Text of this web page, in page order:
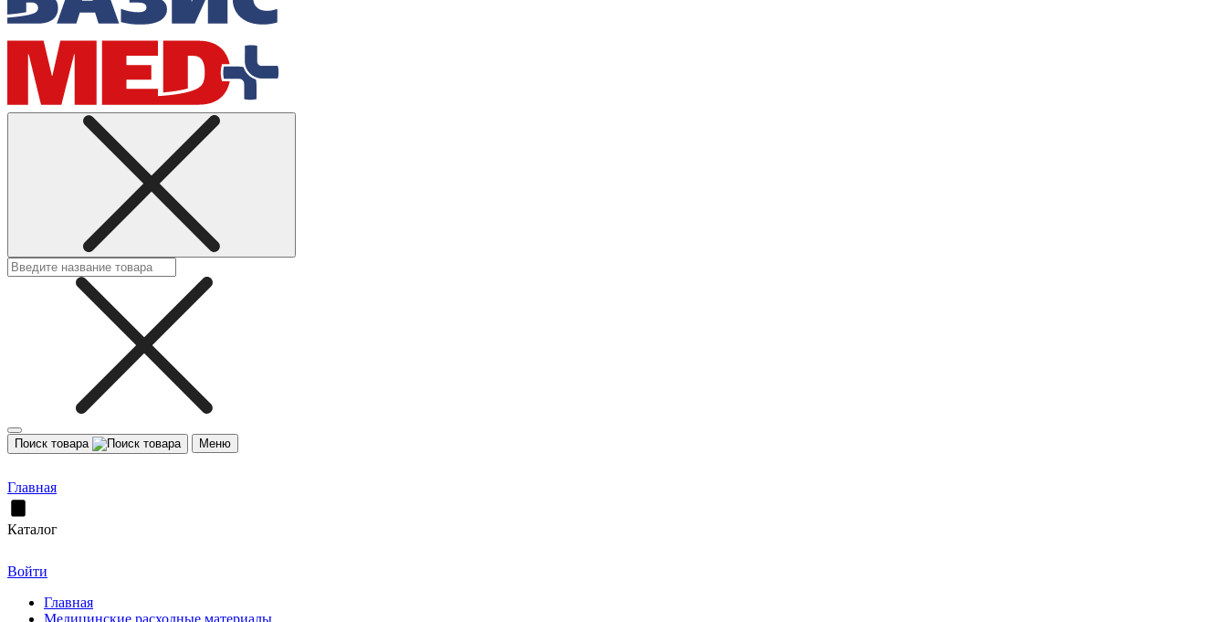
Поиск товара Меню
Главная
Каталог
Войти
Главная
Медицинские расходные материалы